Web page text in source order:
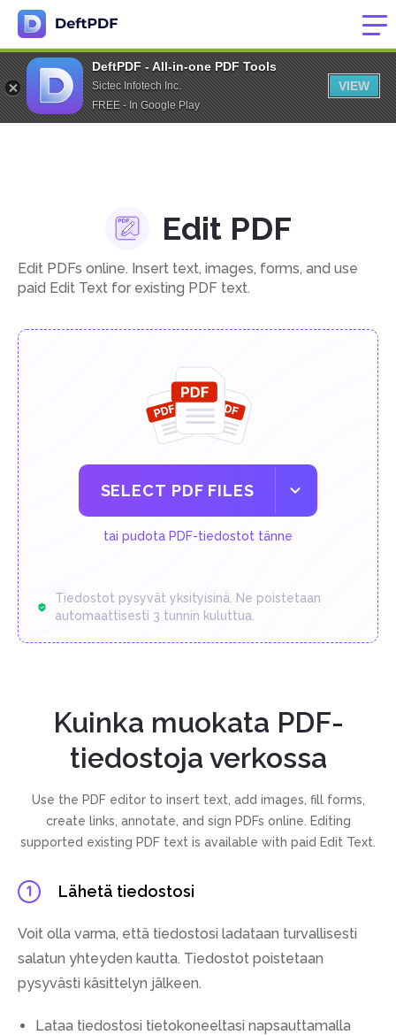
DeftPDF - All-in-one PDF Tools
Sictec Infotech Inc.
FREE - In Google Play
VIEW
Edit PDF
Edit PDFs online. Insert text, images, forms, and use
paid Edit Text for existing PDF text.
SELECT PDF FILES
tai pudota PDF-tiedostot tänne
Tiedostot pysyvät yksityisinä. Ne poistetaan
automaattisesti 3 tunnin kuluttua.
Kuinka muokata PDF-
tiedostoja verkossa
Use the PDF editor to insert text, add images, fill forms,
create links, annotate, and sign PDFs online. Editing
supported existing PDF text is available with paid Edit Text.
1 Lähetä tiedostosi
Voit olla varma, että tiedostosi ladataan turvallisesti
salatun yhteyden kautta. Tiedostot poistetaan
pysyvästi käsittelyn jälkeen.
Lataa tiedostosi tietokoneeltasi napsauttamalla